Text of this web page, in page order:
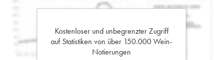
Kostenloser und unbegrenzter Zugriff
auf Statistiken von über 150.000 Wein-
Notierungen